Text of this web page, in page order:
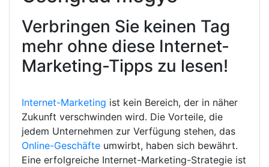
Verbringen Sie keinen Tag
mehr ohne diese Internet-
Marketing-Tipps zu lesen!
Internet-Marketing ist kein Bereich, der in näher
Zukunft verschwinden wird. Die Vorteile, die
jedem Unternehmen zur Verfügung stehen, das
Online-Geschäfte umwirbt, haben sich bewährt.
Eine erfolgreiche Internet-Marketing-Strategie ist